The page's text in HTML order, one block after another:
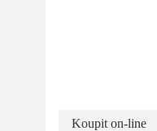
Koupit on-line